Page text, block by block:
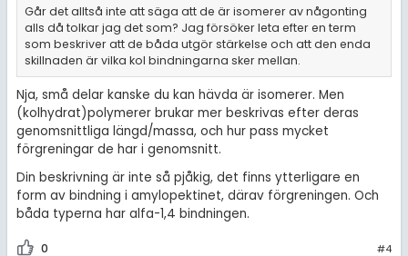
Går det alltså inte att säga att de är isomerer av någonting
alls då tolkar jag det som? Jag försöker leta efter en term
som beskriver att de båda utgör stärkelse och att den enda
skillnaden är vilka kol bindningarna sker mellan.
Nja, små delar kanske du kan hävda är isomerer. Men
(kolhydrat)polymerer brukar mer beskrivas efter deras
genomsnittliga längd/massa, och hur pass mycket
förgreningar de har i genomsnitt.
Din beskrivning är inte så pjåkig, det finns ytterligare en
form av bindning i amylopektinet, därav förgreningen. Och
båda typerna har alfa-1,4 bindningen.
0 #4